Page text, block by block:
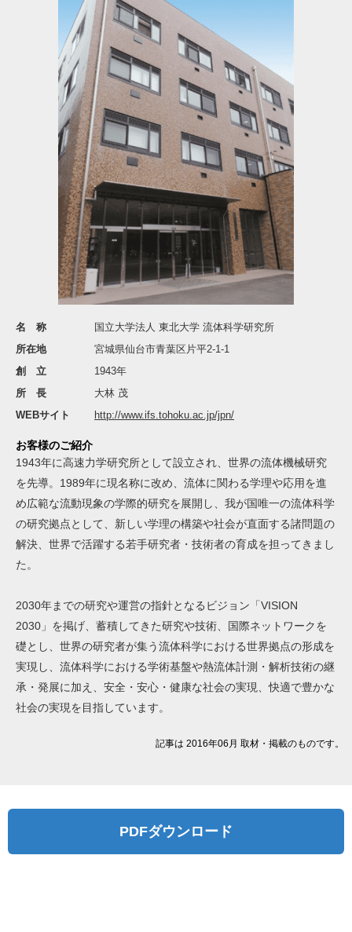
名 称
国立大学法人 東北大学 流体科学研究所
所在地
宮城県仙台市青葉区片平2-1-1
創 立
1943年
所 長
大林 茂
WEBサイト
http://www.ifs.tohoku.ac.jp/jpn/
お客様のご紹介
1943年に高速力学研究所として設立され、世界の流体機械研究
を先導。1989年に現名称に改め、流体に関わる学理や応用を進
め広範な流動現象の学際的研究を展開し、我が国唯一の流体科学
の研究拠点として、新しい学理の構築や社会が直面する諸問題の
解決、世界で活躍する若手研究者・技術者の育成を担ってきまし
た。
2030年までの研究や運営の指針となるビジョン「VISION
2030」を掲げ、蓄積してきた研究や技術、国際ネットワークを
礎とし、世界の研究者が集う流体科学における世界拠点の形成を
実現し、流体科学における学術基盤や熱流体計測・解析技術の継
承・発展に加え、安全・安心・健康な社会の実現、快適で豊かな
社会の実現を目指しています。
記事は 2016年06月 取材・掲載のものです。
PDFダウンロード